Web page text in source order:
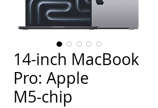
14-inch MacBook
Pro: Apple
M5‑chip